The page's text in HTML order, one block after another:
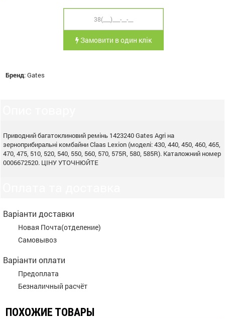
Замовити в один клік
Бренд:Gates
Приводний багатоклиновий ремінь 1423240 Gates Agri на
зерноприбиральні комбайни Claas Lexion (моделі: 430, 440, 450, 460, 465,
470, 475, 510, 520, 540, 550, 560, 570, 575R, 580, 585R). Каталожний номер
0006672520. ЦІНУ УТОЧНЮЙТЕ
Варіанти доставки
Новая Почта(отделение)
Самовывоз
Варіанти оплати
Предоплата
Безналичный расчёт
ПОХОЖИЕ ТОВАРЫ